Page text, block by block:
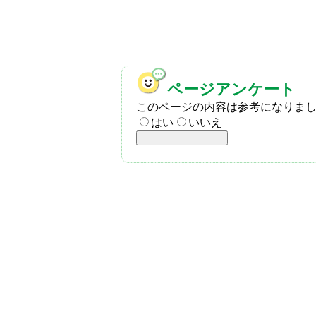
ページアンケート
このページの内容は参考になりま
はい
いいえ